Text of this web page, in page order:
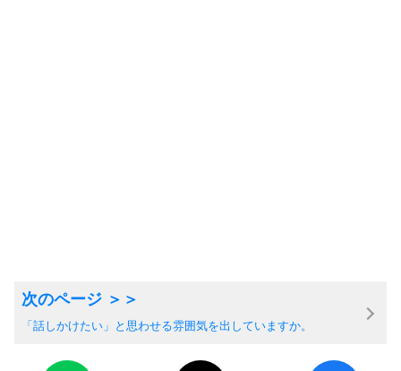
「話しかけたい」と思わせる雰囲気を出していますか。